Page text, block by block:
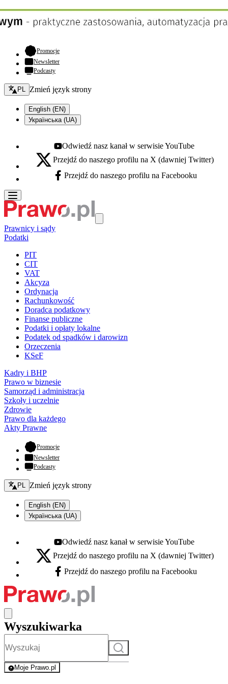
Promocje- otwiera się w nowej karcie
Newsletter
Podcasty
Zmień język - bieżący:
PL Zmień język strony
English (EN)
Українська (UA)
Youtube - otwiera się w nowej karcie
Odwiedź nasz kanał w serwisie YouTube
X - otwiera się w nowej karcie
Przejdź do naszego profilu na X (dawniej Twitter)
Facebook - otwiera się w nowej karcie
Przejdź do naszego profilu na Facebooku
Prawnicy i sądy
Podatki
PIT
CIT
VAT
Akcyza
Ordynacja
Rachunkowość
Doradca podatkowy
Finanse publiczne
Podatki i opłaty lokalne
Podatek od spadków i darowizn
Orzeczenia
KSeF
Kadry i BHP
Prawo w biznesie
Samorząd i administracja
Szkoły i uczelnie
Zdrowie
Prawo dla każdego
Akty Prawne
Promocje- otwiera się w nowej karcie
Newsletter
Podcasty
Zmień język - bieżący:
PL Zmień język strony
English (EN)
Українська (UA)
Youtube - otwiera się w nowej karcie
Odwiedź nasz kanał w serwisie YouTube
X - otwiera się w nowej karcie
Przejdź do naszego profilu na X (dawniej Twitter)
Facebook - otwiera się w nowej karcie
Przejdź do naszego profilu na Facebooku
Wyszukiwarka
Szukaj
Moje Prawo.pl
- rejestracja i logowanie do serwisu